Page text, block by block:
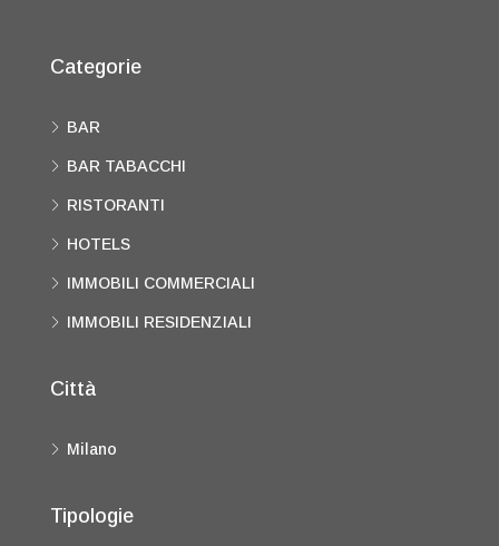
Categorie
BAR
BAR TABACCHI
RISTORANTI
HOTELS
IMMOBILI COMMERCIALI
IMMOBILI RESIDENZIALI
Città
Milano
Tipologie